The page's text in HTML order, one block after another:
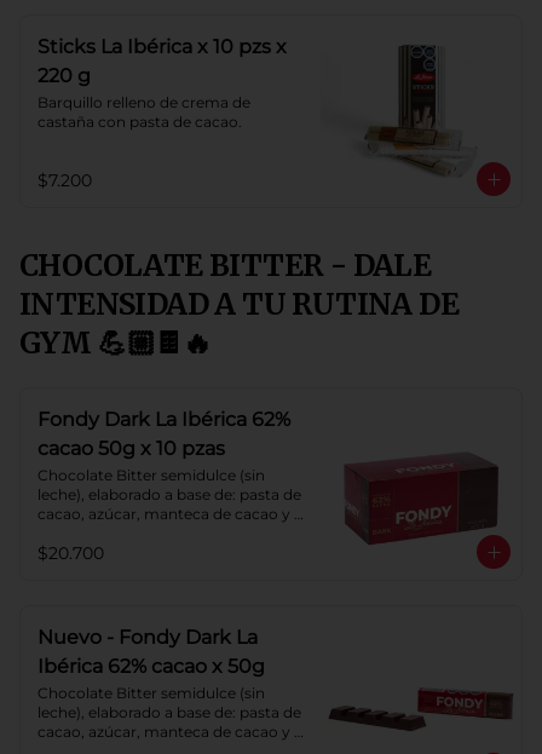
Sticks La Ibérica x 10 pzs x
220 g
Barquillo relleno de crema de
castaña con pasta de cacao.
$7.200
CHOCOLATE BITTER - DALE
INTENSIDAD A TU RUTINA DE
GYM 💪🏼🍫🔥
Fondy Dark La Ibérica 62%
cacao 50g x 10 pzas
Chocolate Bitter semidulce (sin
leche), elaborado a base de: pasta de
cacao, azúcar, manteca de cacao y
Cacao: 62%
$20.700
Nuevo - Fondy Dark La
Ibérica 62% cacao x 50g
Chocolate Bitter semidulce (sin
leche), elaborado a base de: pasta de
cacao, azúcar, manteca de cacao y